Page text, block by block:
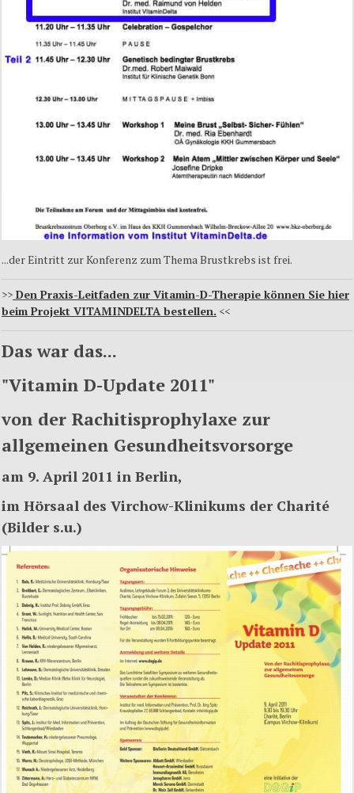
...der Eintritt zur Konferenz zum Thema Brustkrebs ist frei.
>> Den Praxis-Leitfaden zur Vitamin-D-Therapie können Sie hier
beim Projekt VITAMINDELTA bestellen. <<
Das war das...
"Vitamin D-Update 2011"
von der Rachitisprophylaxe zur
allgemeinen Gesundheitsvorsorge
am 9. April 2011 in Berlin,
im Hörsaal des Virchow-Klinikums der Charité
(Bilder s.u.)